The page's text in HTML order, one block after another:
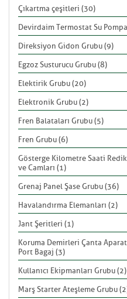
Çıkartma çeşitleri (30)
Devirdaim Termostat Su
Direksiyon Gidon Grubu (9)
Egzoz Susturucu Grubu (8)
Elektirik Grubu (20)
Elektronik Grubu (2)
Fren Balataları Grubu (5)
Fren Grubu (6)
Gösterge Kilometre Saati
ve Camları (1)
Grenaj Panel Şase Grubu (36)
Havalandırma Elemanları (2)
Jant Şeritleri (1)
Koruma Demirleri Çanta
Port Bagaj (3)
Kullanıcı Ekipmanları Grubu (2)
Marş Starter Ateşleme Grubu